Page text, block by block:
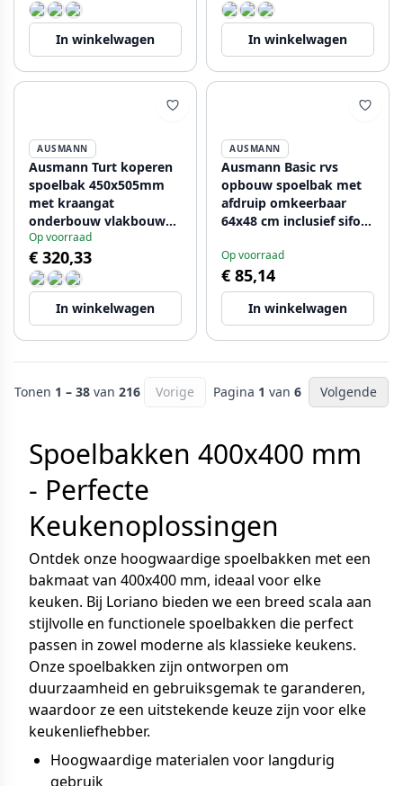
In winkelwagen In winkelwagen
AUSMANN
Ausmann Turt koperen
spoelbak 450x505mm
met kraangat
onderbouw vlakbouw
en opbouw 1208956959
Op voorraad
€ 320,33
In winkelwagen
AUSMANN
Ausmann Basic rvs
opbouw spoelbak met
afdruip omkeerbaar
64x48 cm inclusief sifon
Op voorraad
€ 85,14
In winkelwagen
Tonen 1 – 38 van 216 Vorige Pagina 1 van 6 Volgende
Spoelbakken 400x400 mm
- Perfecte
Keukenoplossingen
Ontdek onze hoogwaardige spoelbakken met een
bakmaat van 400x400 mm, ideaal voor elke
keuken. Bij Loriano bieden we een breed scala aan
stijlvolle en functionele spoelbakken die perfect
passen in zowel moderne als klassieke keukens.
Onze spoelbakken zijn ontworpen om
duurzaamheid en gebruiksgemak te garanderen,
waardoor ze een uitstekende keuze zijn voor elke
keukenliefhebber.
Hoogwaardige materialen voor langdurig
gebruik